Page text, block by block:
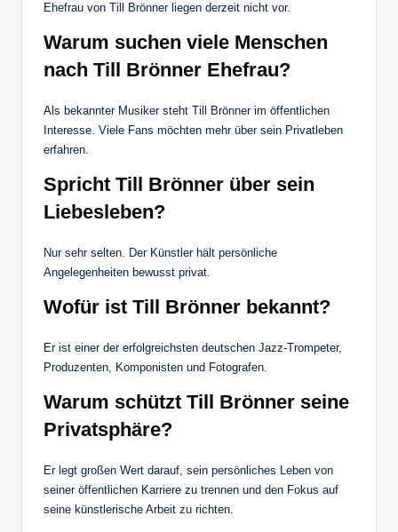
Ehefrau von Till Brönner liegen derzeit nicht vor.
Warum suchen viele Menschen
nach Till Brönner Ehefrau?
Als bekannter Musiker steht Till Brönner im öffentlichen
Interesse. Viele Fans möchten mehr über sein Privatleben
erfahren.
Spricht Till Brönner über sein
Liebesleben?
Nur sehr selten. Der Künstler hält persönliche
Angelegenheiten bewusst privat.
Wofür ist Till Brönner bekannt?
Er ist einer der erfolgreichsten deutschen Jazz-Trompeter,
Produzenten, Komponisten und Fotografen.
Warum schützt Till Brönner seine
Privatsphäre?
Er legt großen Wert darauf, sein persönliches Leben von
seiner öffentlichen Karriere zu trennen und den Fokus auf
seine künstlerische Arbeit zu richten.